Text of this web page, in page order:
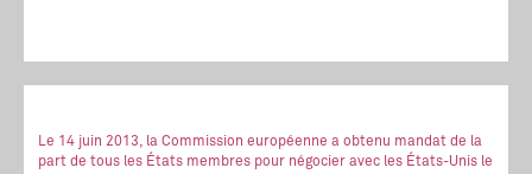
Le 14 juin 2013, la Commission européenne a obtenu mandat de la
part de tous les États membres pour négocier avec les États-Unis le